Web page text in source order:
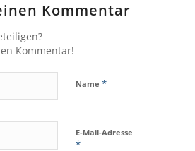
Kommentar
Kommentar!
Name *
E-Mail-Adresse
*